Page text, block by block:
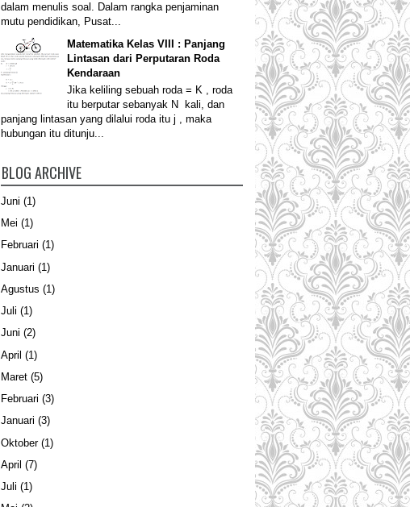
dalam menulis soal. Dalam rangka penjaminan
mutu pendidikan, Pusat...
Matematika Kelas VIII : Panjang
Lintasan dari Perputaran Roda
Kendaraan
Jika keliling sebuah roda = K , roda
itu berputar sebanyak N kali, dan
panjang lintasan yang dilalui roda itu j , maka
hubungan itu ditunju...
BLOG ARCHIVE
Juni (1)
Mei (1)
Februari (1)
Januari (1)
Agustus (1)
Juli (1)
Juni (2)
April (1)
Maret (5)
Februari (3)
Januari (3)
Oktober(1)
April (7)
Juli (1)